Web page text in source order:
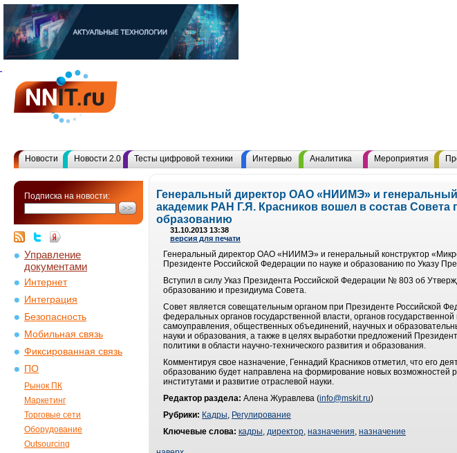
Новости Новости 2.0 Тесты цифровой техники Интервью Аналитика Мероприятия
Подписка на новости:
Управление
документами
Интернет
Интеграция
Безопасность
Мобильная связь
Фиксированная связь
ПО
Рынок ПК
Маркетинг
Торговые сети
Оборудование
Outsourcing
Генеральный директор ОАО «НИИМЭ» и генеральный
академик РАН Г.Я. Красников вошел в состав
образованию
31.10.2013 13:38
версия для печати
Генеральный директор ОАО «НИИМЭ» и генеральный конструктор
Президенте Российской Федерации по науке и образованию по Указу
Вступил в силу Указ Президента Российской Федерации № 803 об
образованию и президиума Совета.
Совет является совещательным органом при Президенте Российской
федеральных органов государственной власти, органов
самоуправления, общественных объединений, научных и
науки и образования, а также в целях выработки предложений
политики в области научно-технического развития и образования.
Комментируя свое назначение, Геннадий Красников отметил, что его
образованию будет направлена на формирование новых возможностей
институтами и развитие отраслевой науки.
Редактор раздела: Алена Журавлева (info@mskit.ru)
Рубрики: Кадры, Регулирование
Ключевые слова: кадры, директор, назначения, назначение